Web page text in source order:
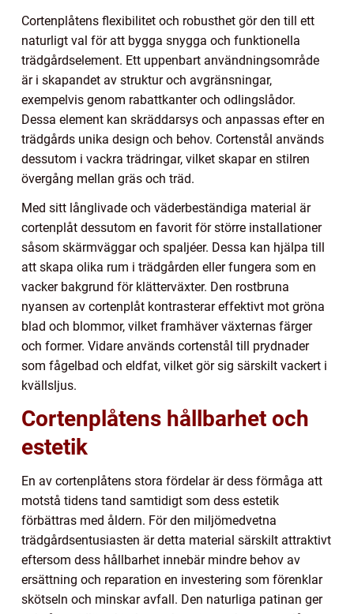
Cortenplåtens flexibilitet och robusthet gör den till ett
naturligt val för att bygga snygga och funktionella
trädgårdselement. Ett uppenbart användningsområde
är i skapandet av struktur och avgränsningar,
exempelvis genom rabattkanter och odlingslådor.
Dessa element kan skräddarsys och anpassas efter en
trädgårds unika design och behov. Cortenstål används
dessutom i vackra trädringar, vilket skapar en stilren
övergång mellan gräs och träd.
Med sitt långlivade och väderbeständiga material är
cortenplåt dessutom en favorit för större installationer
såsom skärmväggar och spaljéer. Dessa kan hjälpa till
att skapa olika rum i trädgården eller fungera som en
vacker bakgrund för klätterväxter. Den rostbruna
nyansen av cortenplåt kontrasterar effektivt mot gröna
blad och blommor, vilket framhäver växternas färger
och former. Vidare används cortenstål till prydnader
som fågelbad och eldfat, vilket gör sig särskilt vackert i
kvällsljus.
Cortenplåtens hållbarhet och
estetik
En av cortenplåtens stora fördelar är dess förmåga att
motstå tidens tand samtidigt som dess estetik
förbättras med åldern. För den miljömedvetna
trädgårdsentusiasten är detta material särskilt attraktivt
eftersom dess hållbarhet innebär mindre behov av
ersättning och reparation en investering som förenklar
skötseln och minskar avfall. Den naturliga patinan ger